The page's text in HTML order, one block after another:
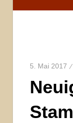
5. Mai 2017